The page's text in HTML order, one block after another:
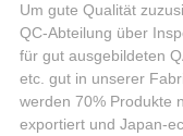
Um gute Qualität
QC-Abteilung über
für gut ausgebildeten
etc. gut in unserer
werden 70% Produkte
exportiert und Japan-